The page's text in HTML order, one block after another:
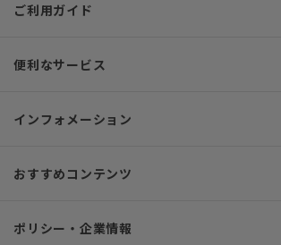
ご利用ガイド
便利なサービス
インフォメーション
おすすめコンテンツ
ポリシー・企業情報